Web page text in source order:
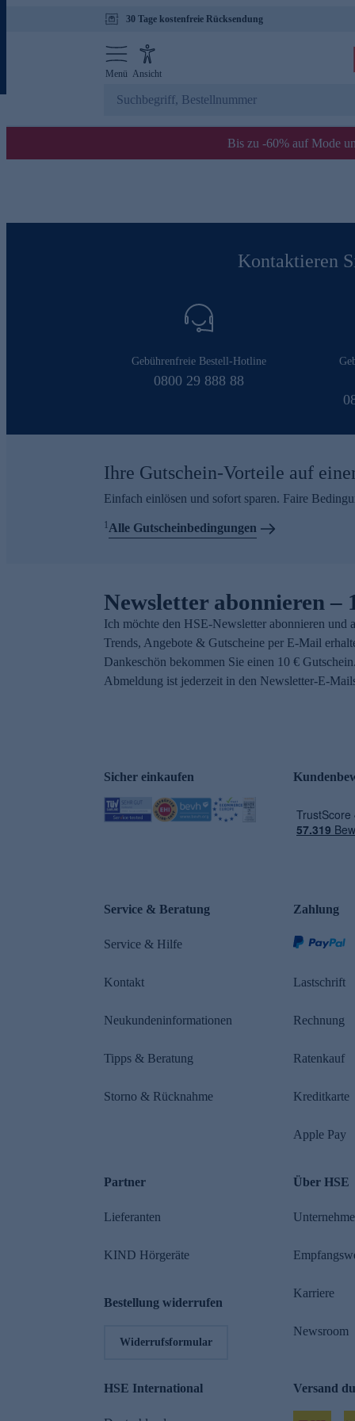
30 Tage kostenfreie Rücksendung
Menü Ansicht
Bis zu -60% auf Mode
Kontaktieren
Gebührenfreie Bestell-Hotline
0800 29 888 88
Ihre Gutschein-Vorteile auf
Einfach einlösen und sofort sparen. Faire
1Alle Gutscheinbedingungen
Newsletter abonnieren –
Ich möchte den HSE-Newsletter abonnieren und
Trends, Angebote & Gutscheine per E-Mail
Dankeschön bekommen Sie einen 10 €
Abmeldung ist jederzeit in den Newsletter-E-
Sicher einkaufen
Service & Beratung
Service & Hilfe
Kontakt
Neukundeninformationen
Tipps & Beratung
Storno & Rücknahme
Zahlung
Lastschrift
Rechnung
Ratenkauf
Kreditkarte
Apple Pay
Partner
Lieferanten
KIND Hörgeräte
Bestellung widerrufen
Widerrufsformular
Über HSE
Karriere
Newsroom
HSE International Versand